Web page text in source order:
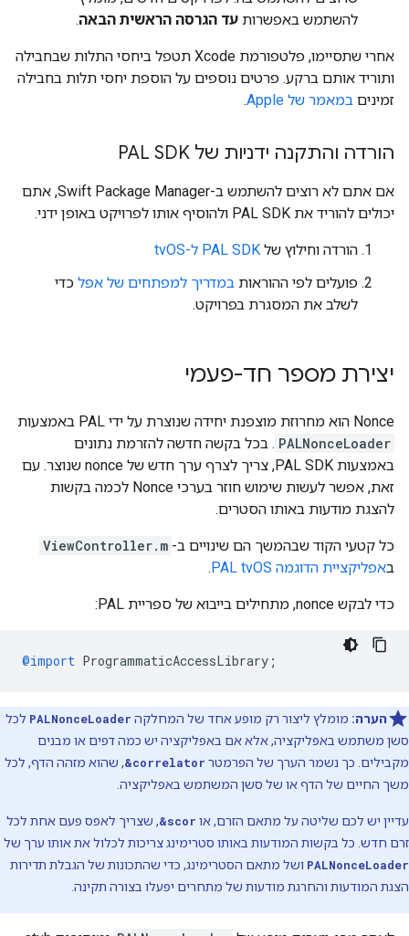
להשתמש באפשרות עד הגרסה הראשית הבאה.
אחרי שתסיימו, פלטפורמת Xcode תטפל ביחסי התלות שבחבילה
ותוריד אותם ברקע. פרטים נוספים על הוספת יחסי תלות בחבילה
זמינים במאמר של Apple .
הורדה והתקנה ידניות של PAL SDK
אם אתם לא רוצים להשתמש ב-Swift Package Manager, אתם
יכולים להוריד את PAL SDK ולהוסיף אותו לפרויקט באופן ידני.
הורדה וחילוץ של PAL SDK ל-tvOS
פועלים לפי ההוראות במדריך למפתחים של אפל כדי
לשלב את המסגרת בפרויקט.
יצירת מספר חד-פעמי
‫Nonce הוא מחרוזת מוצפנת יחידה שנוצרת על ידי PAL באמצעות
PALNonceLoader . בכל בקשה חדשה להזרמת נתונים
באמצעות PAL SDK, צריך לצרף ערך חדש של nonce שנוצר. עם
זאת, אפשר לעשות שימוש חוזר בערכי Nonce לכמה בקשות
להצגת מודעות באותו הסטרים.
כל קטעי הקוד שבהמשך הם שינויים ב- ViewController.m
באפליקציית הדוגמה PAL tvOS .
כדי לבקש nonce, מתחילים בייבוא של ספריית PAL:
@import ProgrammaticAccessLibrary ;
הערה: מומלץ ליצור רק מופע אחד של המחלקה PALNonceLoader לכל
סשן משתמש באפליקציה, אלא אם באפליקציה יש כמה דפים או מבנים
מקבילים. כך נשמר הערך של הפרמטר &correlator, שהוא מזהה הדף, לכל
משך החיים של הדף או של סשן המשתמש באפליקציה.
עדיין יש לכם שליטה על מתאם הזרם, או &scor, שצריך לאפס פעם אחת לכל
זרם חדש. כל בקשות המודעות באותו סטרימינג צריכות לכלול את אותו ערך של
PALNonceLoader ושל מתאם הסטרימינג, כדי שהתכונות של הגבלת תדירות
הצגת המודעות והחרגת מודעות של מתחרים יפעלו בצורה תקינה.